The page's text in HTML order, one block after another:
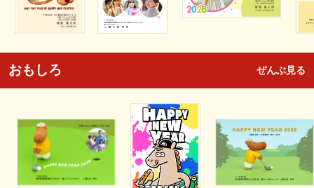
おもしろ ぜんぶ見る